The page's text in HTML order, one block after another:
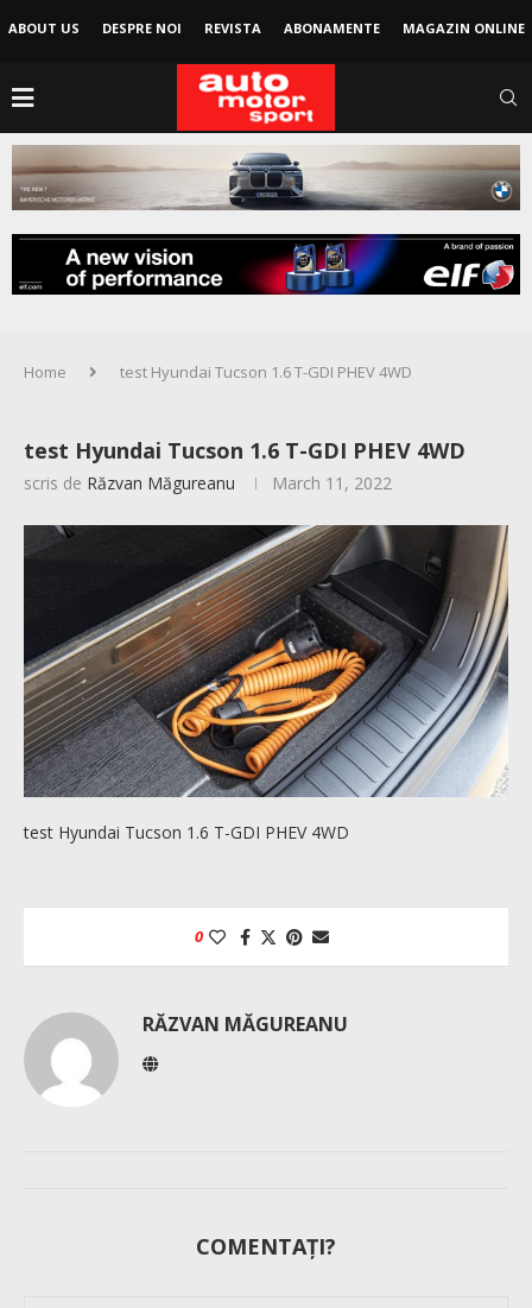
ABOUT US DESPRE NOI REVISTA ABONAMENTE MAGAZIN ONLINE
Home test Hyundai Tucson 1.6 T-GDI PHEV 4WD
test Hyundai Tucson 1.6 T-GDI PHEV 4WD
scris de Răzvan Măgureanu March 11, 2022
test Hyundai Tucson 1.6 T-GDI PHEV 4WD
0
RĂZVAN MĂGUREANU
COMENTAȚI?